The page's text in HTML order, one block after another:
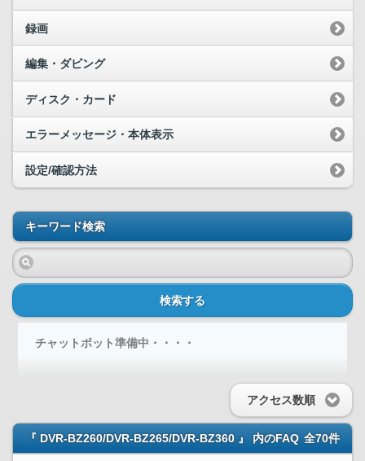
録画
編集・ダビング
ディスク・カード
エラーメッセージ・本体表示
設定/確認方法
キーワード検索
検索する
チャットボット準備中・・・・
アクセス数順
『 DVR-BZ260/DVR-BZ265/DVR-BZ360 』 内のFAQ 全70件